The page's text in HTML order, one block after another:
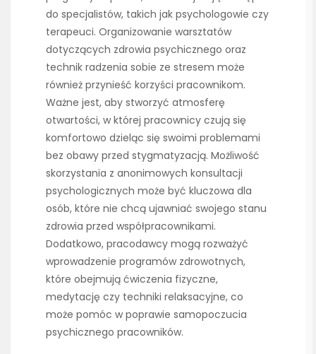
do specjalistów, takich jak psychologowie czy
terapeuci. Organizowanie warsztatów
dotyczących zdrowia psychicznego oraz
technik radzenia sobie ze stresem może
również przynieść korzyści pracownikom.
Ważne jest, aby stworzyć atmosferę
otwartości, w której pracownicy czują się
komfortowo dzieląc się swoimi problemami
bez obawy przed stygmatyzacją. Możliwość
skorzystania z anonimowych konsultacji
psychologicznych może być kluczowa dla
osób, które nie chcą ujawniać swojego stanu
zdrowia przed współpracownikami.
Dodatkowo, pracodawcy mogą rozważyć
wprowadzenie programów zdrowotnych,
które obejmują ćwiczenia fizyczne,
medytację czy techniki relaksacyjne, co
może pomóc w poprawie samopoczucia
psychicznego pracowników.